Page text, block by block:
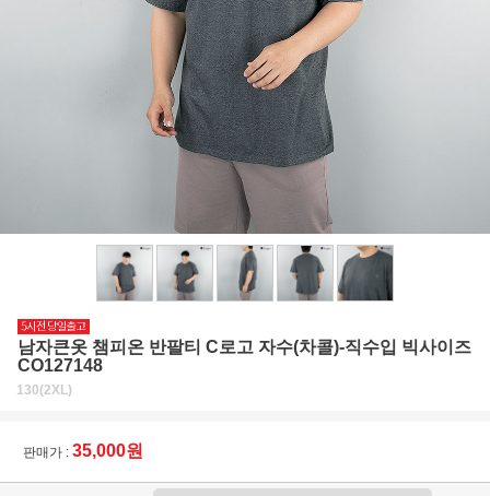
남자큰옷 챔피온 반팔티 C로고 자수(차콜)-직수입 빅사이즈
CO127148
130(2XL)
판매가 : 35,000원